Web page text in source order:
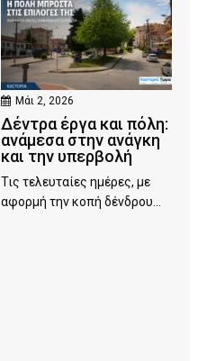
Μάι 2, 2026
Δέντρα έργα και πόλη:
ανάμεσα στην ανάγκη
και την υπερβολή
Τις τελευταίες ημέρες, με
αφορμή την κοπή δένδρου...